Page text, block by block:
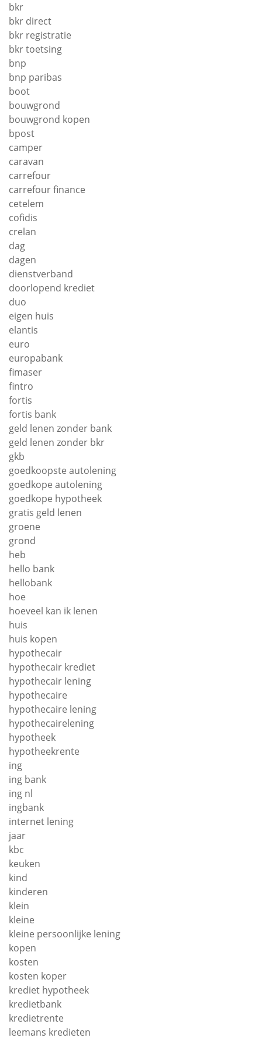
bkr
bkr direct
bkr registratie
bkr toetsing
bnp
bnp paribas
boot
bouwgrond
bouwgrond kopen
bpost
camper
caravan
carrefour
carrefour finance
cetelem
cofidis
crelan
dag
dagen
dienstverband
doorlopend krediet
duo
eigen huis
elantis
euro
europabank
fimaser
fintro
fortis
fortis bank
geld lenen zonder bank
geld lenen zonder bkr
gkb
goedkoopste autolening
goedkope autolening
goedkope hypotheek
gratis geld lenen
groene
grond
heb
hello bank
hellobank
hoe
hoeveel kan ik lenen
huis
huis kopen
hypothecair
hypothecair krediet
hypothecair lening
hypothecaire
hypothecaire lening
hypothecairelening
hypotheek
hypotheekrente
ing
ing bank
ing nl
ingbank
internet lening
jaar
kbc
keuken
kind
kinderen
klein
kleine
kleine persoonlijke lening
kopen
kosten
kosten koper
krediet hypotheek
kredietbank
kredietrente
leemans kredieten